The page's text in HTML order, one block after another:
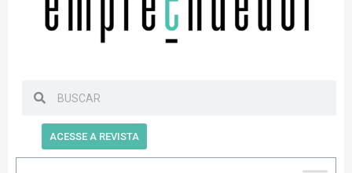
ACESSE A REVISTA